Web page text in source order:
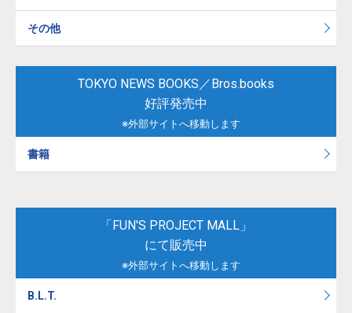
その他
TOKYO NEWS BOOKS／Bros.books
好評発売中
※外部サイトへ移動します
書籍
「FUN'S PROJECT MALL」
にて販売中
※外部サイトへ移動します
B.L.T.